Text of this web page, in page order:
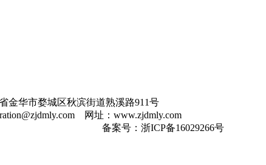
金华市婺城区秋滨街道熟溪路911号
网址： www.zjdmly.com
备案号： 浙ICP备16029266号